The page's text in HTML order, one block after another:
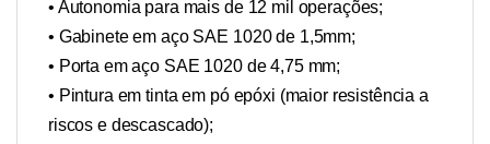
• Autonomia para mais de 12 mil operações;
• Gabinete em aço SAE 1020 de 1,5mm;
• Porta em aço SAE 1020 de 4,75 mm;
• Pintura em tinta em pó epóxi (maior resistência a
riscos e descascado);